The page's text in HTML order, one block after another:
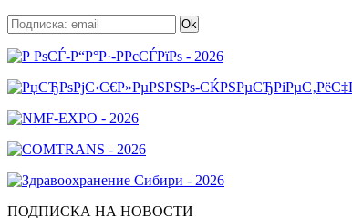
ПОДПИСКА НА НОВОСТИ